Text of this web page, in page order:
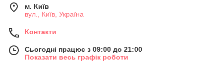
м. Київ
вул., Київ, Україна
Контакти
Сьогодні працює з 09:00 до 21:00
Показати весь графік роботи